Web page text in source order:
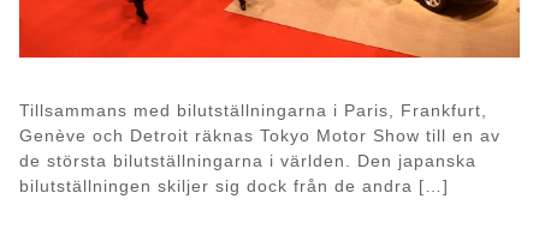
Tillsammans med bilutställningarna i Paris, Frankfurt,
Genève och Detroit räknas Tokyo Motor Show till en av
de största bilutställningarna i världen. Den japanska
bilutställningen skiljer sig dock från de andra […]